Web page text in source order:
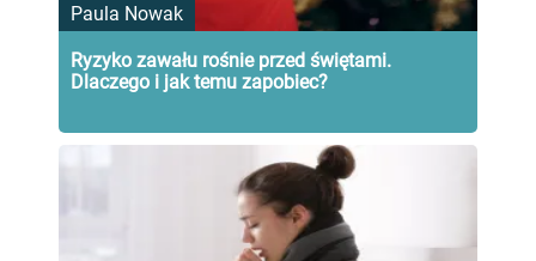
Paula Nowak
Ryzyko zawału rośnie przed świętami.
Dlaczego i jak temu zapobiec?